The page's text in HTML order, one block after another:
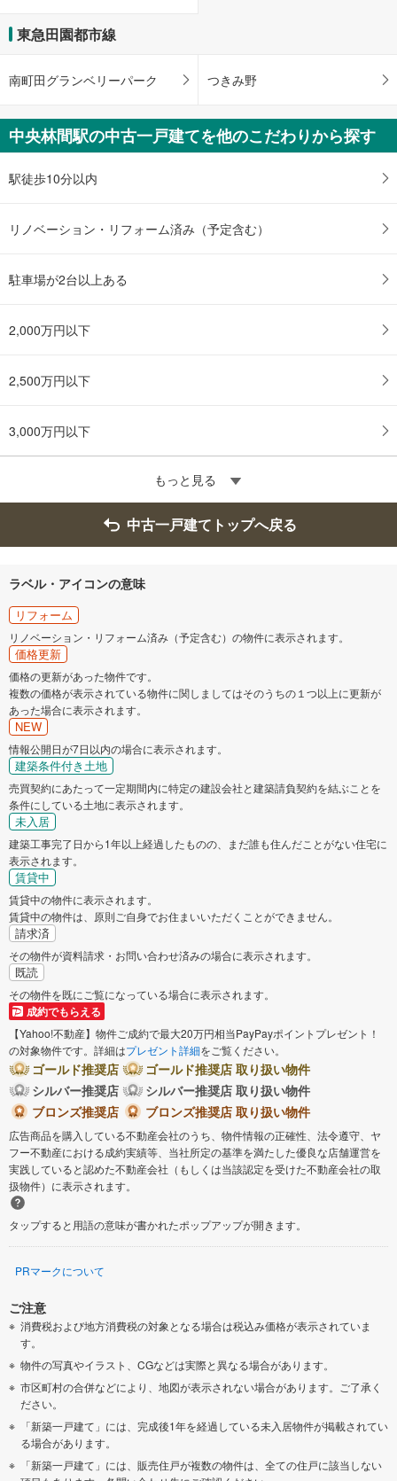
東急田園都市線
南町田グランベリーパーク つきみ野
中央林間駅の中古一戸建てを他のこだわりから探す
駅徒歩10分以内
リノベーション・リフォーム済み（予定含む）
駐車場が2台以上ある
2,000万円以下
2,500万円以下
3,000万円以下
もっと見る
中古一戸建てトップへ戻る
ラベル・アイコンの意味
リフォーム
リノベーション・リフォーム済み（予定含む）の物件に表示されます。
価格更新
価格の更新があった物件です。
複数の価格が表示されている物件に関しましてはそのうちの１つ以上に更新が
あった場合に表示されます。
NEW
情報公開日が7日以内の場合に表示されます。
建築条件付き土地
売買契約にあたって一定期間内に特定の建設会社と建築請負契約を結ぶことを
条件にしている土地に表示されます。
未入居
建築工事完了日から1年以上経過したものの、まだ誰も住んだことがない住宅に
表示されます。
賃貸中
賃貸中の物件に表示されます。
賃貸中の物件は、原則ご自身でお住まいいただくことができません。
請求済
その物件が資料請求・お問い合わせ済みの場合に表示されます。
既読
その物件を既にご覧になっている場合に表示されます。
成約でもらえる
【Yahoo!不動産】物件ご成約で最大20万円相当PayPayポイントプレゼント！
の対象物件です。詳細はプレゼント詳細をご覧ください。
ゴールド推奨店
ゴールド推奨店 取り扱い物件
シルバー推奨店
シルバー推奨店 取り扱い物件
ブロンズ推奨店
ブロンズ推奨店 取り扱い物件
広告商品を購入している不動産会社のうち、物件情報の正確性、法令遵守、ヤ
フー不動産における成約実績等、当社所定の基準を満たした優良な店舗運営を
実践していると認めた不動産会社（もしくは当該認定を受けた不動産会社の取
扱物件）に表示されます。
タップすると用語の意味が書かれたポップアップが開きます。
PRマークについて
ご注意
消費税および地方消費税の対象となる場合は税込み価格が表示されていま
す。
物件の写真やイラスト、CGなどは実際と異なる場合があります。
市区町村の合併などにより、地図が表示されない場合があります。ご了承く
ださい。
「新築一戸建て」には、完成後1年を経過している未入居物件が掲載されてい
る場合があります。
「新築一戸建て」には、販売住戸が複数の物件は、全ての住戸に該当しない